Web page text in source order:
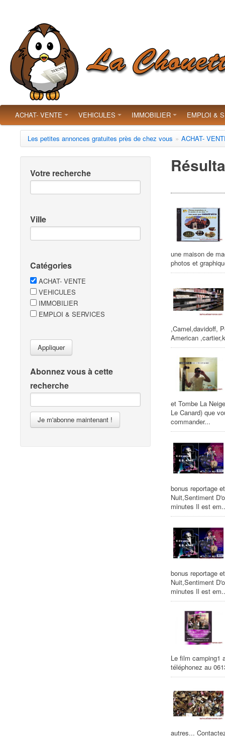
ACHAT- VENTE VEHICULES IMMOBILIER EMPLOI &
Les petites annonces gratuites près de chez vous » ACHAT-
Votre recherche
Ville
Catégories
ACHAT- VENTE
VEHICULES
IMMOBILIER
EMPLOI & SERVICES
Appliquer
Abonnez vous à cette
recherche
Je m'abonne maintenant !
une maison de
photos et
,Camel,davidoff,
American
et Tombe La
Le Canard) que
commander...
bonus reportage
Nuit,Sentiment
minutes Il est
bonus reportage
Nuit,Sentiment
minutes Il est
Le film camping1
téléphonez au
autres...